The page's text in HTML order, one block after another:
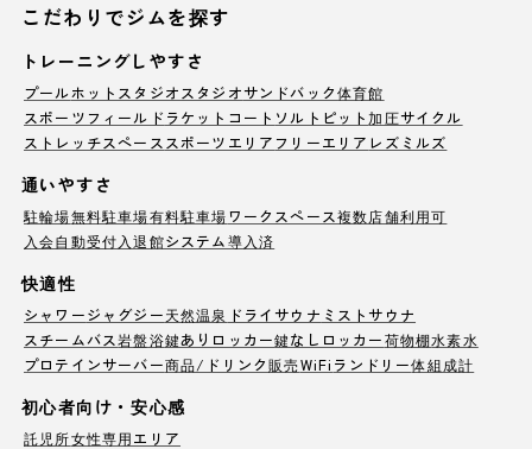
こだわりでジムを探す
トレーニングしやすさ
プールホットスタジオ スタジオサンドバック体育館
スポーツフィールド ラケットコート ソルトピット加圧サイクル
ストレッチスペース スポーツエリア フリーエリア レズミルズ
通いやすさ
駐輪場無料駐車場有料駐車場ワークスペース複数店舗利用可
入会自動受付 入退館システム導入済
快適性
シャワージャグジー天然温泉 ドライサウナ ミストサウナ
スチームバス岩盤浴鍵ありロッカー鍵なしロッカー荷物棚水素水
プロテインサーバー商品/ドリンク販売WiFi ランドリー体組成計
初心者向け・安心感
託児所女性専用エリア